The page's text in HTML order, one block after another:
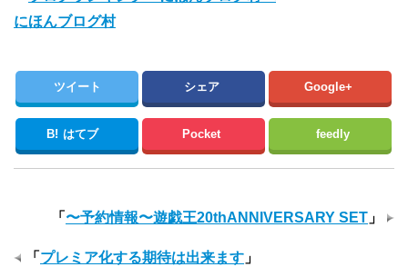
にほんブログ村
ツイート シェア Google+
B! はてブ Pocket feedly
「 〜予約情報〜遊戯王20thANNIVERSARY SET 」
「 プレミア化する期待は出来ます 」